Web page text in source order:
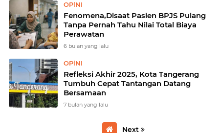
OPlNI
Fenomena,Disaat Pasien BPJS Pulang
Tanpa Pernah Tahu Nilai Total Biaya
Perawatan
6 bulan yang lalu
OPlNI
Refleksi Akhir 2025, Kota Tangerang
Tumbuh Cepat Tantangan Datang
Bersamaan
7 bulan yang lalu
Next